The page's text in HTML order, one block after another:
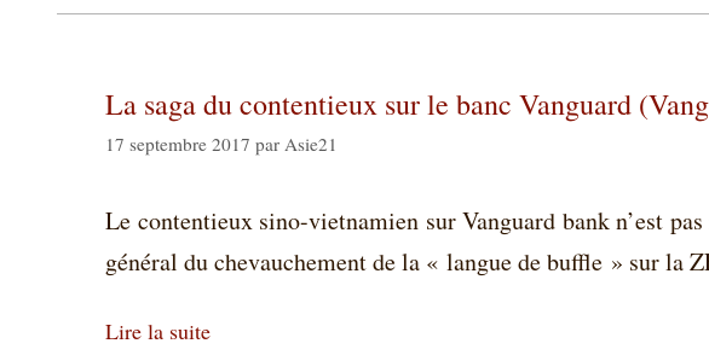
La saga du contentieux sur le banc Vanguard
17 septembre 2017 par Asie21
Le contentieux sino-vietnamien sur Vanguard bank n’est
général du chevauchement de la « langue de buffle » sur la
Lire la suite